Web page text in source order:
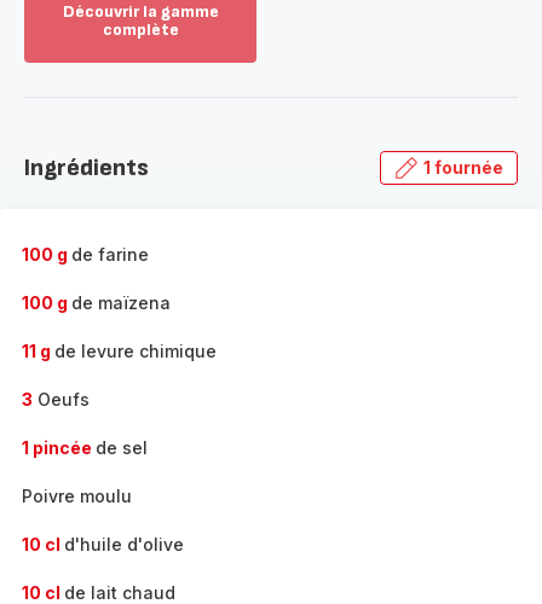
Découvrir la gamme
complète
gamme
Ingrédients 1 fournée
100 g de farine
100 g de maïzena
11 g de levure chimique
3 Oeufs
1 pincée de sel
Poivre moulu
10 cl d'huile d'olive
10 cl de lait chaud